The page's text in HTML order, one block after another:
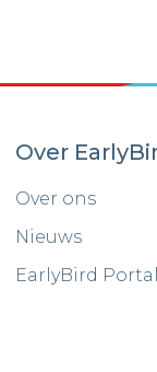
Over
Over ons
Nieuws
EarlyBird Portal